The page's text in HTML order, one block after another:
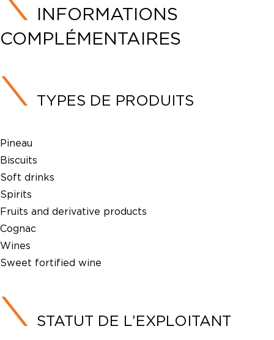
INFORMATIONS
COMPLÉMENTAIRES
TYPES DE PRODUITS
Pineau
Biscuits
Soft drinks
Spirits
Fruits and derivative products
Cognac
Wines
Sweet fortified wine
STATUT DE L’EXPLOITANT